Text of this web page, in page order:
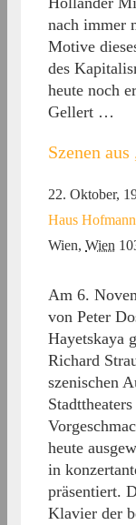
nach immer
Motive
des
heute noch
Gellert …
Szenen
22. Oktober,
Haus
Wien, Wien
Am 6.
von Peter
Hayetskaya
Richard
szenischen
heute
in
präsentiert.
Klavier der